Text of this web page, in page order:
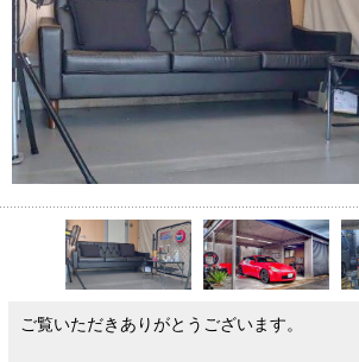
ご覧いただきありがとうございます。